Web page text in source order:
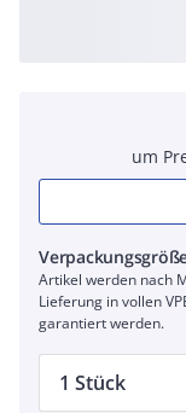
um
Artikel werden nach
Lieferung in vollen
garantiert werden.
1 Stück